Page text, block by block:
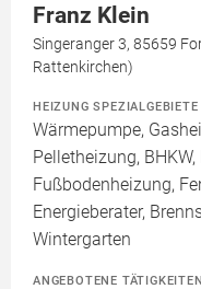
Franz Klein
Singeranger 3, 85659
Rattenkirchen)
HEIZUNG SPEZIALGEBIETE
Wärmepumpe,
Pelletheizung,
Fußbodenheizung,
Energieberater,
Wintergarten
ANGEBOTENE TÄTIGKEITEN